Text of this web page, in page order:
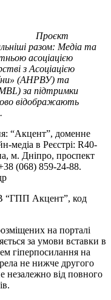
Проєкт
разом: Медіа та
асоціацією
з Асоціацією
(АНРВУ) та
за підтримки
відображають
“Акцент”, доменне
медіа в Реєстрі: R40-
м. Дніпро, проспект
(068) 859-24-88.
“ГПП Акцент”, код
на порталі
за умови вставки в
гіперпосилання на
не нижче другого
незалежно від повного